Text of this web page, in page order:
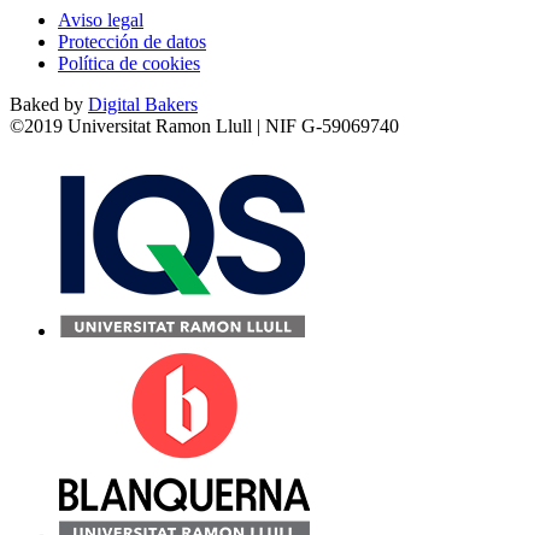
Aviso legal
Protección de datos
Política de cookies
Baked by Digital Bakers
©2019 Universitat Ramon Llull | NIF G-59069740